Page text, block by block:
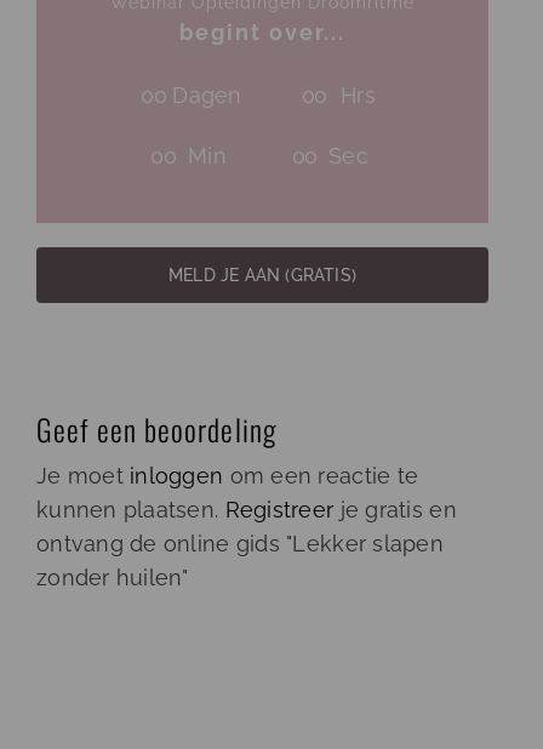
begint over...
00 Dagen 00 Hrs
00 Min 00 Sec
MELD JE AAN (GRATIS)
Geef een beoordeling
Je moet inloggen om een reactie te
kunnen plaatsen. Registreer je gratis en
ontvang de online gids "Lekker slapen
zonder huilen"